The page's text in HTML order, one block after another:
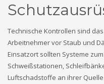
Technische Kontrollen sind
Arbeitnehmer vor Staub und
Einsatzort sollten Systeme
Schweißstationen,
Luftschadstoffe an ihrer